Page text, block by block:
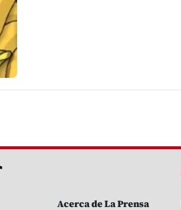
Acerca de La Prensa